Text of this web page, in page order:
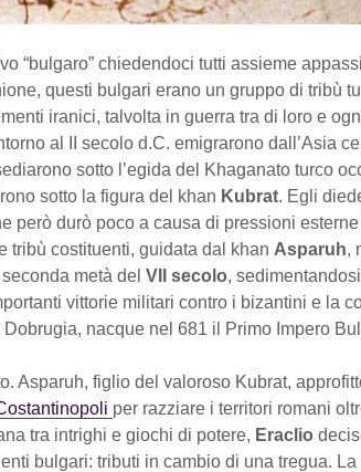
“bulgaro” chiedendoci tutti assieme
questi bulgari erano un gruppo di tribù
iranici, talvolta in guerra tra di loro e
al II secolo d.C. emigrarono dall’Asia
sotto l’egida del Khaganato turco
sotto la figura del khan Kubrat. Egli
però durò poco a causa di pressioni
tribù costituenti, guidata dal khan Asparuh,
metà del VII secolo,
vittorie militari contro i bizantini e la
nacque nel 681 il Primo Impero
Asparuh, figlio del valoroso Kubrat,
per razziare i territori romani
tra intrighi e giochi di potere, Eraclio
bulgari: tributi in cambio di una tregua.